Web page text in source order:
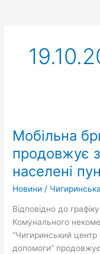
Мобільна
продовжує
населені
Новини /
Відповідно до
Комунального
“Чигиринський центр
допомоги”
КНП
продовжує
здійснювати
виїзди
населені
пункти
громади